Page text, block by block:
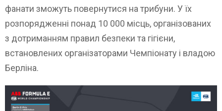
фанати зможуть повернутися на трибуни. У їх
розпорядженні понад 10 000 місць, організованих
з дотриманням правил безпеки та гігієни,
встановлених організаторами Чемпіонату і владою
Берліна.